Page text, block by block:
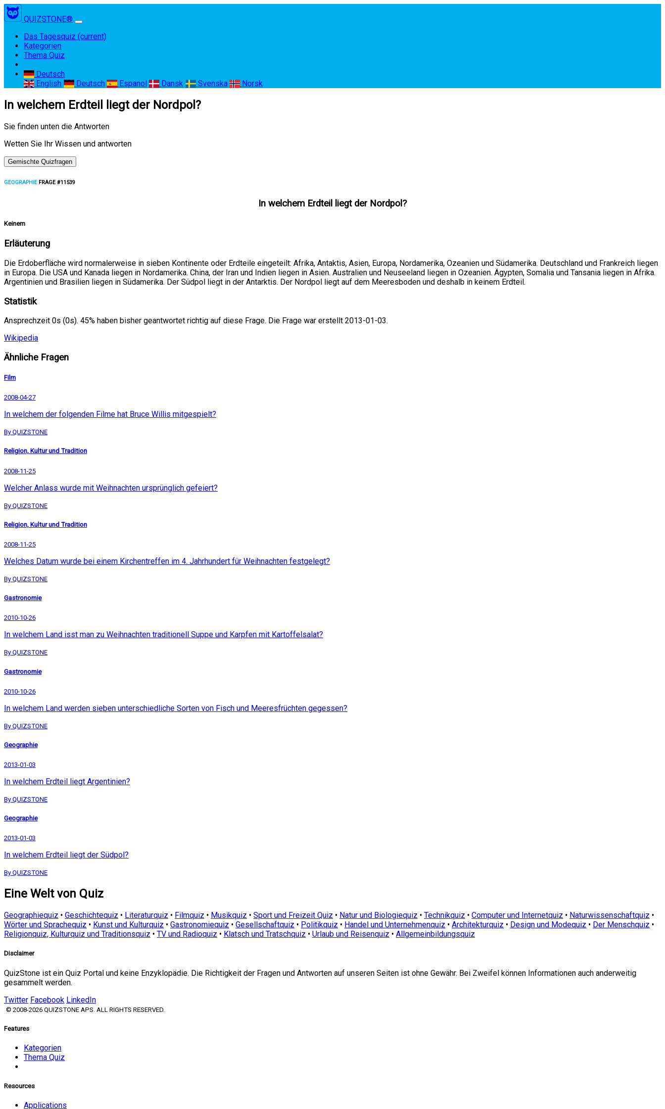
QUIZSTONE®
Das Tagesquiz (current)
Kategorien
Thema Quiz
Deutsch
English
Deutsch Espanol Dansk Svenska Norsk
In welchem Erdteil liegt der Nordpol?
Sie finden unten die Antworten
Wetten Sie Ihr Wissen und antworten
Gemischte Quizfragen
GEOGRAPHIEFRAGE #11539
In welchem Erdteil liegt der Nordpol?
Keinem
Erläuterung
Die Erdoberfläche wird normalerweise in sieben Kontinente oder Erdteile eingeteilt: Afrika, Antaktis, Asien, Europa, Nordamerika, Ozeanien und Südamerika. Deutschland und Frankreich liegen
in Europa. Die USA und Kanada liegen in Nordamerika. China, der Iran und Indien liegen in Asien. Australien und Neuseeland liegen in Ozeanien. Ägypten, Somalia und Tansania liegen in Afrika.
Argentinien und Brasilien liegen in Südamerika. Der Südpol liegt in der Antarktis. Der Nordpol liegt auf dem Meeresboden und deshalb in keinem Erdteil.
Statistik
Ansprechzeit 0s (0s). 45% haben bisher geantwortet richtig auf diese Frage. Die Frage war erstellt 2013-01-03.
Wikipedia
Ähnliche Fragen
Film
2008-04-27
In welchem der folgenden Filme hat Bruce Willis mitgespielt?
By QUIZSTONE
Religion, Kultur und Tradition
2008-11-25
Welcher Anlass wurde mit Weihnachten ursprünglich gefeiert?
By QUIZSTONE
Religion, Kultur und Tradition
2008-11-25
Welches Datum wurde bei einem Kirchentreffen im 4. Jahrhundert für Weihnachten festgelegt?
By QUIZSTONE
Gastronomie
2010-10-26
In welchem Land isst man zu Weihnachten traditionell Suppe und Karpfen mit Kartoffelsalat?
By QUIZSTONE
Gastronomie
2010-10-26
In welchem Land werden sieben unterschiedliche Sorten von Fisch und Meeresfrüchten gegessen?
By QUIZSTONE
Geographie
2013-01-03
In welchem Erdteil liegt Argentinien?
By QUIZSTONE
Geographie
2013-01-03
In welchem Erdteil liegt der Südpol?
By QUIZSTONE
Eine Welt von Quiz
Geographiequiz • Geschichtequiz • Literaturquiz • Filmquiz • Musikquiz • Sport und Freizeit Quiz • Natur und Biologiequiz • Technikquiz • Computer und Internetquiz • Naturwissenschaftquiz •
Wörter und Sprachequiz • Kunst und Kulturquiz • Gastronomiequiz • Gesellschaftquiz • Politikquiz • Handel und Unternehmenquiz • Architekturquiz • Design und Modequiz • Der Menschquiz •
Religionquiz, Kulturquiz und Traditionsquiz • TV und Radioquiz • Klatsch und Tratschquiz • Urlaub und Reisenquiz • Allgemeinbildungsquiz
Disclaimer
QuizStone ist ein Quiz Portal und keine Enzyklopädie. Die Richtigkeit der Fragen und Antworten auf unseren Seiten ist ohne Gewähr. Bei Zweifel können Informationen auch anderweitig
gesammelt werden.
Twitter Facebook LinkedIn
© 2008-2026 QUIZSTONE APS. ALL RIGHTS RESERVED.
Features
Kategorien
Thema Quiz
Resources
Applications